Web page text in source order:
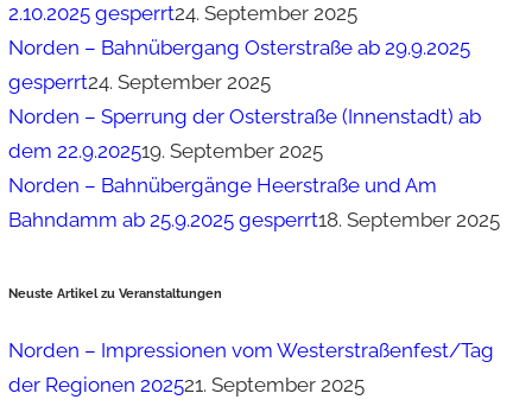
2.10.2025 gesperrt24. September 2025
Norden – Bahnübergang Osterstraße ab 29.9.2025
gesperrt24. September 2025
Norden – Sperrung der Osterstraße (Innenstadt) ab
dem 22.9.202519. September 2025
Norden – Bahnübergänge Heerstraße und Am
Bahndamm ab 25.9.2025 gesperrt18. September 2025
Neuste Artikel zu Veranstaltungen
Norden – Impressionen vom Westerstraßenfest/Tag
der Regionen 202521. September 2025